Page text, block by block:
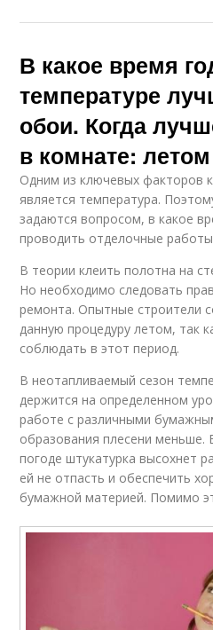
В какое время
температуре
обои. Когда
в комнате:
Одним из ключевых факторов
является температура.
задаются вопросом, в какое
проводить отделочные
В теории клеить полотна на
Но необходимо следовать
ремонта. Опытные строители
данную процедуру летом, так
соблюдать в этот период.
В неотапливаемый сезон
держится на определенном
работе с различными
образования плесени меньше.
погоде штукатурка высохнет
ей не отпасть и обеспечить
бумажной материей. Помимо